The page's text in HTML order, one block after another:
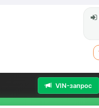
VIN-запрос